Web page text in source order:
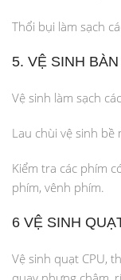
Thổi bụi làm sạch
5. VỆ SINH
Vệ sinh làm sạch
Lau chùi vệ sinh bề
Kiểm tra các phím
phím, vênh phím.
6 VỆ SINH
Vệ sinh quạt CPU,